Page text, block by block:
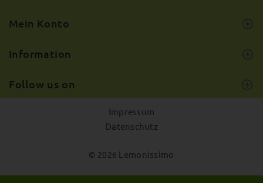
Mein Konto
Information
Follow us on
Impressum
Datenschutz
© 2026 Lemonissimo